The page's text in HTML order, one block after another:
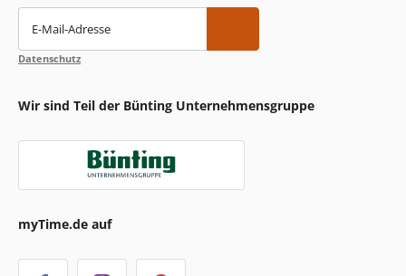
E-Mail-Adresse
Datenschutz
Wir sind Teil der Bünting Unternehmensgruppe
myTime.de auf